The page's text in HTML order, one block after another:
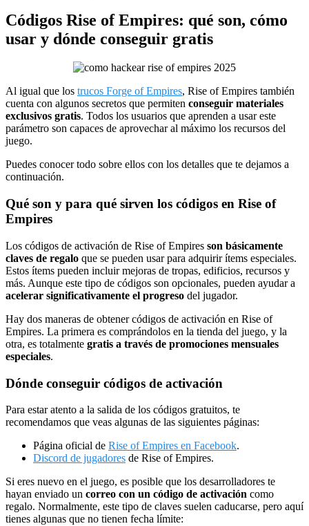
Códigos Rise of Empires: qué son, cómo
usar y dónde conseguir gratis
Al igual que los trucos Forge of Empires, Rise of Empires también
cuenta con algunos secretos que permiten conseguir materiales
exclusivos gratis. Todos los usuarios que aprenden a usar este
parámetro son capaces de aprovechar al máximo los recursos del
juego.
Puedes conocer todo sobre ellos con los detalles que te dejamos a
continuación.
Qué son y para qué sirven los códigos en Rise of
Empires
Los códigos de activación de Rise of Empires son básicamente
claves de regalo que se pueden usar para adquirir ítems especiales.
Estos ítems pueden incluir mejoras de tropas, edificios, recursos y
más. Aunque este tipo de códigos son opcionales, pueden ayudar a
acelerar significativamente el progreso del jugador.
Hay dos maneras de obtener códigos de activación en Rise of
Empires. La primera es comprándolos en la tienda del juego, y la
otra, es totalmente gratis a través de promociones mensuales
especiales.
Dónde conseguir códigos de activación
Para estar atento a la salida de los códigos gratuitos, te
recomendamos que veas algunas de las siguientes páginas:
Página oficial de Rise of Empires en Facebook.
Discord de jugadores de Rise of Empires.
Si eres nuevo en el juego, es posible que los desarrolladores te
hayan enviado un correo con un código de activación como
regalo. Normalmente, este tipo de claves suelen caducarse, pero aquí
tienes algunas que no tienen fecha límite: